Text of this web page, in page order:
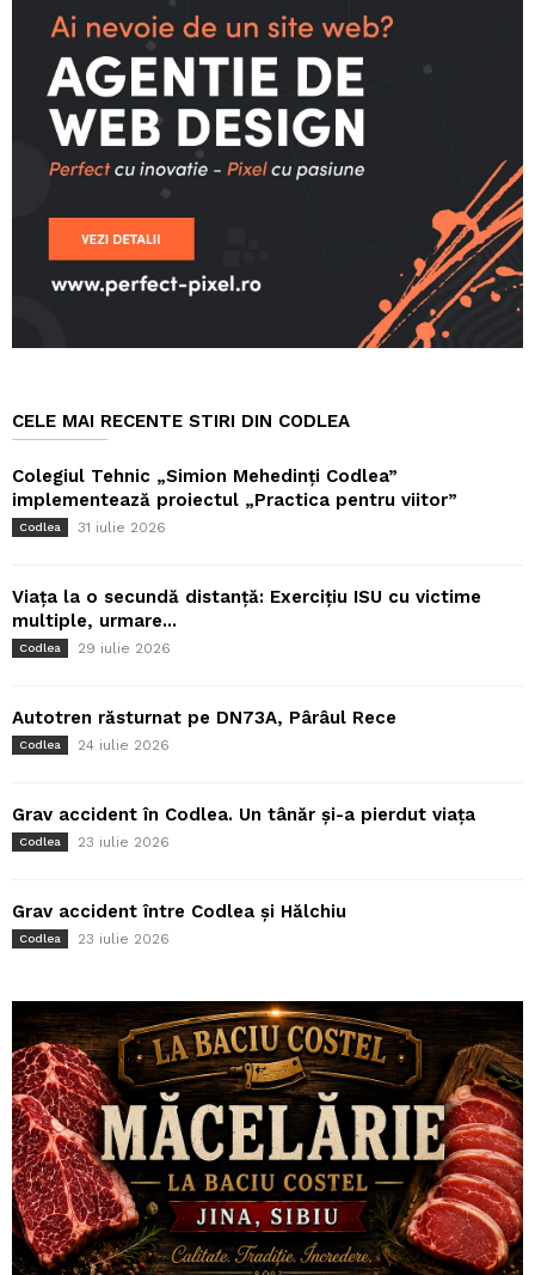
CELE MAI RECENTE STIRI DIN CODLEA
Colegiul Tehnic „Simion Mehedinți Codlea”
implementează proiectul „Practica pentru viitor”
Codlea 31 iulie 2026
Viața la o secundă distanță: Exercițiu ISU cu victime
multiple, urmare...
Codlea 29 iulie 2026
Autotren răsturnat pe DN73A, Pârâul Rece
Codlea 24 iulie 2026
Grav accident în Codlea. Un tânăr și-a pierdut viața
Codlea 23 iulie 2026
Grav accident între Codlea și Hălchiu
Codlea 23 iulie 2026